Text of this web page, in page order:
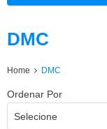
DMC
Home DMC
Ordenar Por
Selecione